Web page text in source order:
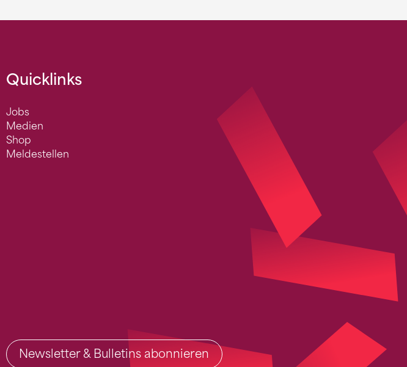
Quicklinks
Jobs
Medien
Shop
Meldestellen
Newsletter & Bulletins abonnieren